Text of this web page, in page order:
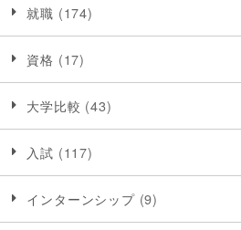
就職 (174)
資格 (17)
大学比較 (43)
入試 (117)
インターンシップ(9)